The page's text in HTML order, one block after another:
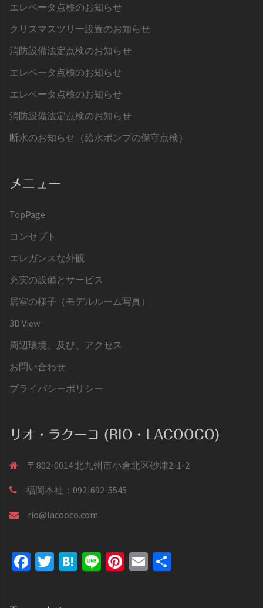
エレベータ点検のお知らせ
クリスマスツリー設置のお知らせ
消防設備法定点検のお知らせ
エレベータ点検のお知らせ
エレベータ点検のお知らせ
消防設備法定点検のお知らせ
断水のお知らせ（給水ポンプの保守点検）
メニュー
TopPage
コンセプト
エレガンスな外観
充実の設備とサービス
居室の様子（モデルルーム写真）
3D View
周辺環境、及び、アクセス
お問い合わせ
プライバシーポリシー
リオ・ラクーコ (RIO・LACOOCO)
〒802-0014 北九州市小倉北区砂津2-1-2
福岡本社：092-692-5545
rio@lacooco.com
Facebook
Twitter
Hatena
LinePinterest
Email